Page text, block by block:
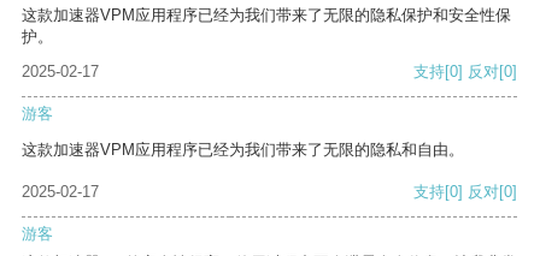
这款加速器VPM应用程序已经为我们带来了无限的隐私保护和安全性保
护。
2025-02-17
支持[0] 反对[0]
游客
这款加速器VPM应用程序已经为我们带来了无限的隐私和自由。
2025-02-17 支持[0] 反对[0]
游客